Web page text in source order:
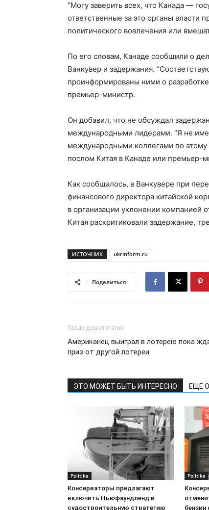
“Могу заверить всех, что Канада —
ответственные за это органы власти
политического вовлечения или
По его словам, Канаде сообщили о
Ванкувер и задержания.
проинформированы ними о
премьер-министр.
Он добавил, что не обсуждал
международными лидерами. “Я не
международными коллегами по
послом Китая в Канаде или премьер-
Как сообщалось, в Ванкувере при
финансового директора китайской
в организации уклонении
Китая раскритиковали задержание,
ИСТОЧНИК ukrinform.ru
Поделиться
Предыдущая статья
Американец выиграл в лотерею пока
приз от другой лотереи
ЭТО МОЖЕТ БЫТЬ ИНТЕРЕСНО ЕЩЕ
Politika
Консерваторы предлагают
включить Ньюфаундленд в
судостроительную стратегию
Politika
бензин